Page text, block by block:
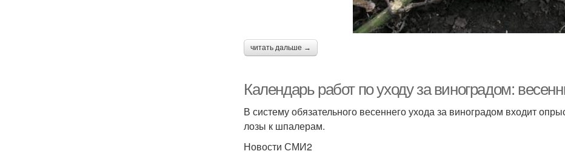
читать дальше →
Календарь работ по уходу за виноградом:
В систему обязательного весеннего ухода за виноградом входит
лозы к шпалерам.
Новости СМИ2